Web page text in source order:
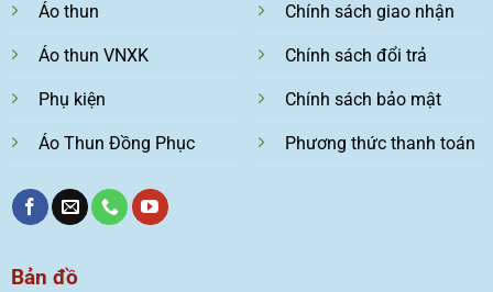
Áo thun
Áo thun VNXK
Phụ kiện
Áo Thun Đồng Phục
Chính sách giao nhận
Chính sách đổi trả
Chính sách bảo mật
Phương thức thanh toán
Bản đồ